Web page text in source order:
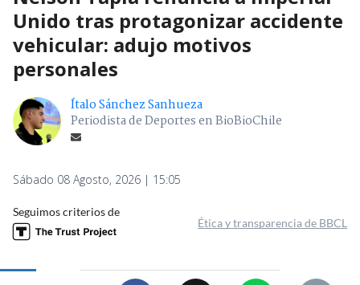
Unido tras protagonizar accidente
vehicular: adujo motivos
personales
Ítalo Sánchez Sanhueza
Periodista de Deportes en BioBioChile
Sábado 08 Agosto, 2026 | 15:05
Seguimos criterios de
Ética y transparencia de BBCL